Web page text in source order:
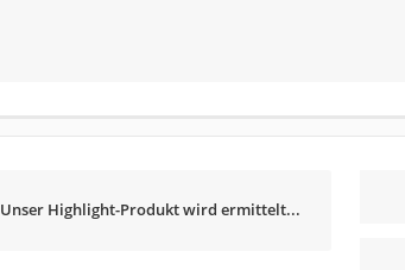
Unser Highlight-Produkt wird ermittelt...